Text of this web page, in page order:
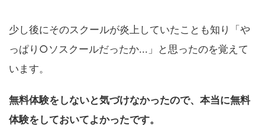
少し後にそのスクールが炎上していたことも知り「や
っぱり○ソスクールだったか...」と思ったのを覚えて
います。
無料体験をしないと気づけなかったので、本当に無料
体験をしておいてよかったです。